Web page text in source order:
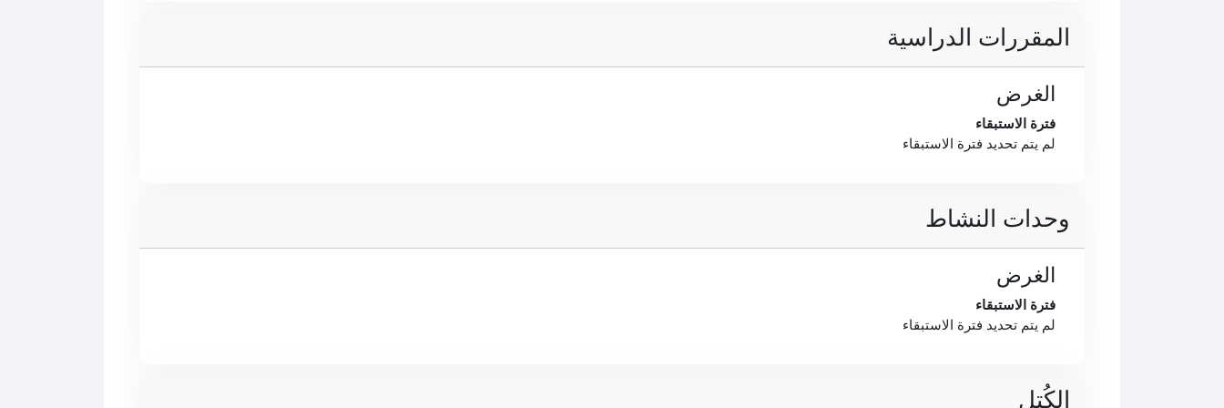
المقررات الدراسية
الغرض
فترة الاستبقاء
لم يتم تحديد فترة الاستبقاء
وحدات النشاط
الغرض
فترة الاستبقاء
لم يتم تحديد فترة الاستبقاء
الكُتل